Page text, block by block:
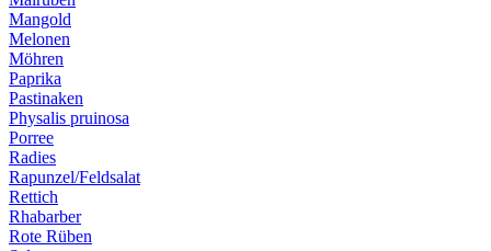
Mangold
Melonen
Möhren
Paprika
Pastinaken
Physalis pruinosa
Porree
Radies
Rapunzel/Feldsalat
Rettich
Rhabarber
Rote Rüben